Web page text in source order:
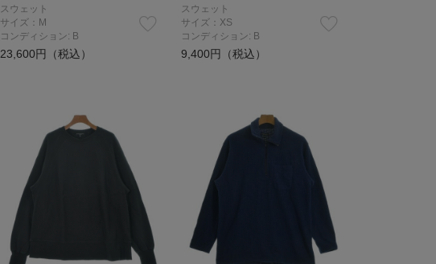
スウェット
サイズ：M
コンディション: B
23,600円（税込）
スウェット
サイズ：XS
コンディション: B
9,400円（税込）